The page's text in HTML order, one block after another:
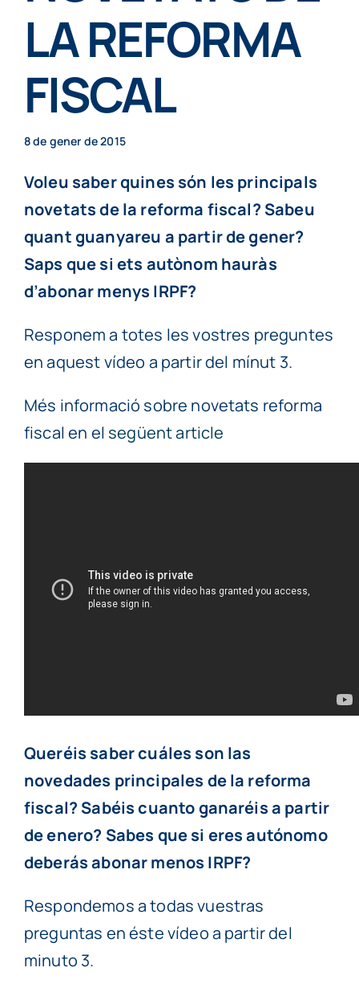
LA REFORMA
FISCAL
8 de gener de 2015
Voleu saber quines són les principals
novetats de la reforma fiscal? Sabeu
quant guanyareu a partir de gener?
Saps que si ets autònom hauràs
d’abonar menys IRPF?
Responem a totes les vostres preguntes
en aquest vídeo a partir del mínut 3.
Més informació sobre novetats reforma
fiscal en el següent article
Queréis saber cuáles son las
novedades principales de la reforma
fiscal? Sabéis cuanto ganaréis a partir
de enero? Sabes que si eres autónomo
deberás abonar menos IRPF?
Respondemos a todas vuestras
preguntas en éste vídeo a partir del
minuto 3.